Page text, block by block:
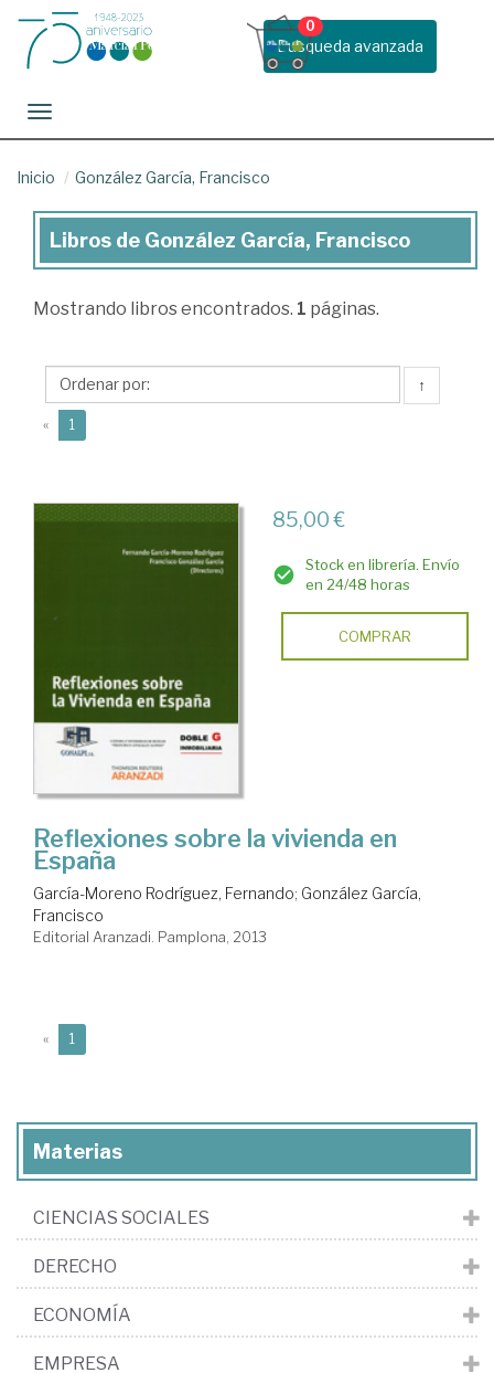
Busqueda avanzada
0
Toggle navigation
Inicio González García, Francisco
Libros
González
Francisco
Libros de González García, Francisco
Mostrando libros encontrados. 1 páginas.
↑
« 1
85,00 €
Stock en librería. Envío
en 24/48 horas
COMPRAR
Reflexiones sobre la vivienda en
España
García-Moreno Rodríguez, Fernando; González García,
Francisco
Editorial Aranzadi. Pamplona, 2013
« 1
Materias
CIENCIAS SOCIALES
DERECHO
ECONOMÍA
EMPRESA